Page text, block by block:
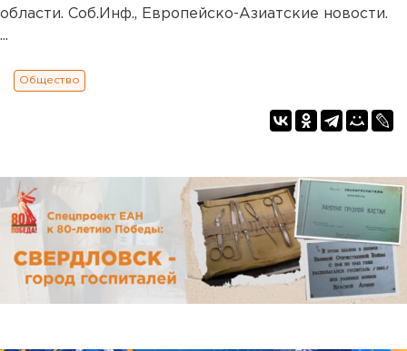
области. Соб.Инф., Европейско-Азиатские новости.
...
Общество